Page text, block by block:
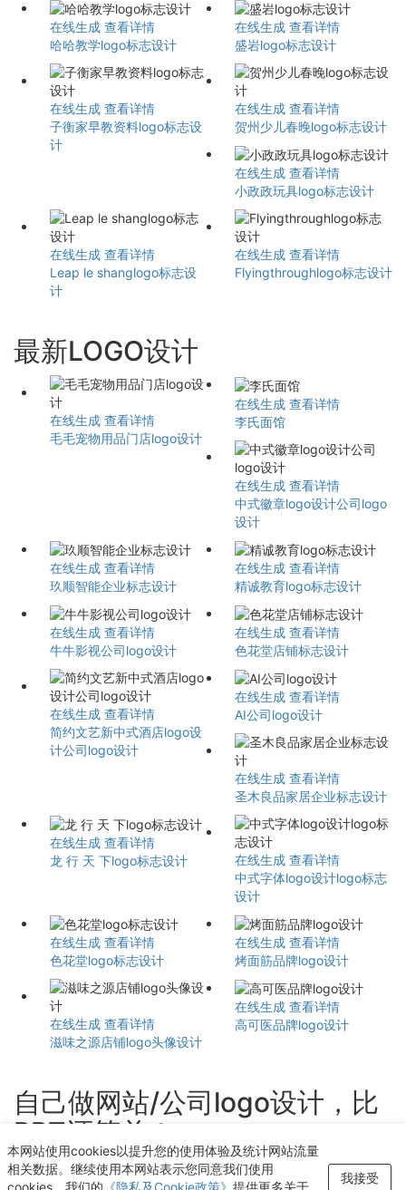
在线生成 查看详情
哈哈教学logo标志设计
在线生成 查看详情
盛岩logo标志设计
在线生成 查看详情
子衡家早教资料logo标志设
计
在线生成 查看详情
贺州少儿春晚logo标志设计
在线生成 查看详情
小政政玩具logo标志设计
在线生成 查看详情
Leap le shanglogo标志设
计
在线生成 查看详情
Flyingthroughlogo标志设计
最新LOGO设计
在线生成 查看详情
毛毛宠物用品门店logo设计
在线生成 查看详情
李氏面馆
在线生成 查看详情
中式徽章logo设计公司logo
设计
在线生成 查看详情
玖顺智能企业标志设计
在线生成 查看详情
精诚教育logo标志设计
在线生成 查看详情
牛牛影视公司logo设计
在线生成 查看详情
色花堂店铺标志设计
在线生成 查看详情
简约文艺新中式酒店logo设
计公司logo设计
在线生成 查看详情
AI公司logo设计
在线生成 查看详情
圣木良品家居企业标志设计
在线生成 查看详情
龙 行 天 下logo标志设计
在线生成 查看详情
中式字体logo设计logo标志
设计
在线生成 查看详情
色花堂logo标志设计
在线生成 查看详情
烤面筋品牌logo设计
在线生成 查看详情
滋味之源店铺logo头像设计
在线生成 查看详情
高可医品牌logo设计
自己做网站/公司logo设计，比
PPT还简单！
轻点几下即可获得个性化logo设计
本网站使用cookies以提升您的使用体验及统计网站流量
相关数据。继续使用本网站表示您同意我们使用
cookies。我们的 《隐私及Cookie政策》 提供更多关于
我接受